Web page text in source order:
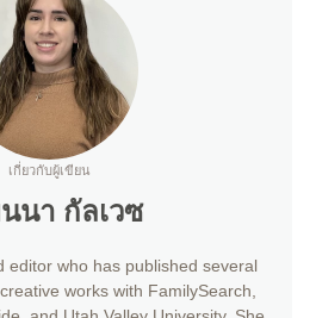
เกี่ยวกับผู้เขียน
นา กัลเวซ
editor who has published several
works with FamilySearch,